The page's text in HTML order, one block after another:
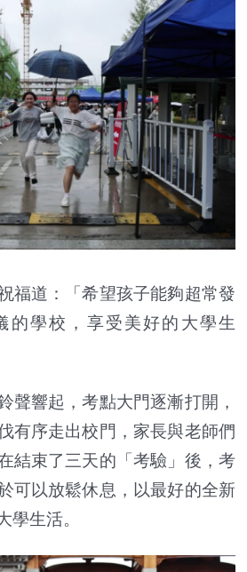
福道：「希望孩子能夠超常發
的學校，享受美好的大學生
聲響起，考點大門逐漸打開，
有序走出校門，家長與老師們
結束了三天的「考驗」後，考
可以放鬆休息，以最好的全新
學生活。